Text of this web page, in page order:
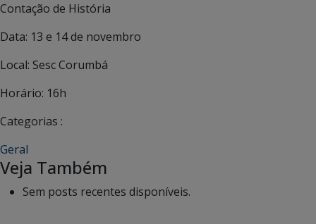
Contação de História
Data: 13 e 14 de novembro
Local: Sesc Corumbá
Horário: 16h
Categorias :
Geral
Veja Também
Sem posts recentes disponíveis.